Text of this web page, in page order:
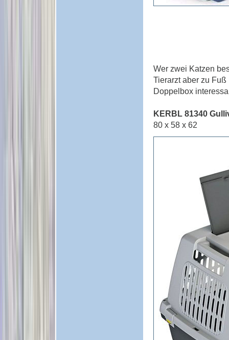
Wer zwei Katzen
Tierarzt aber zu
Doppelbox
KERBL 81340
80 x 58 x 62